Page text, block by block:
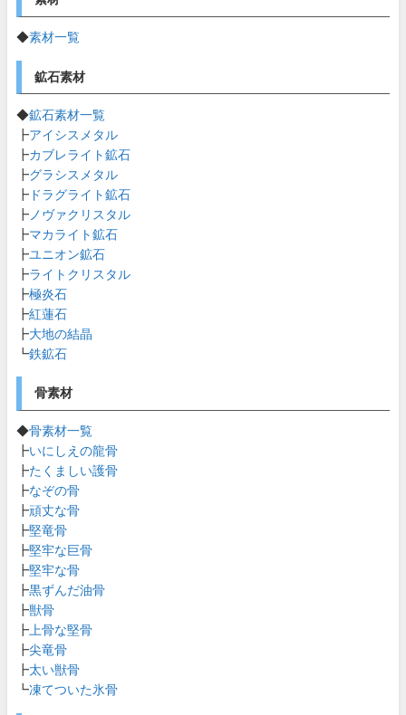
◆素材一覧
鉱石素材
◆鉱石素材一覧
┣アイシスメタル
┣カブレライト鉱石
┣グラシスメタル
┣ ドラグライト鉱石
┣ ノヴァクリスタル
┣マカライト鉱石
┣ユニオン鉱石
┣ライトクリスタル
┣極炎石
┣紅蓮石
┣大地の結晶
┗鉄鉱石
骨素材
◆骨素材一覧
┣いにしえの龍骨
┣たくましい護骨
┣なぞの骨
┣頑丈な骨
┣堅竜骨
┣堅牢な巨骨
┣堅牢な骨
┣黒ずんだ油骨
┣獣骨
┣ 上骨な堅骨
┣尖竜骨
┣太い獣骨
┗凍てついた氷骨